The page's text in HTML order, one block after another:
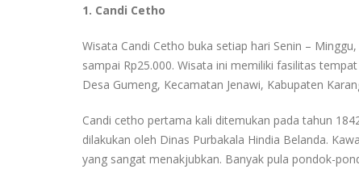
1. Candi Cetho
Wisata Candi Cetho buka setiap hari Senin –
sampai Rp25.000. Wisata ini memiliki fasilitas
Desa Gumeng, Kecamatan Jenawi, Kabupaten
Candi cetho pertama kali ditemukan pada tahun
dilakukan oleh Dinas Purbakala Hindia Belanda.
yang sangat menakjubkan. Banyak pula pondok-